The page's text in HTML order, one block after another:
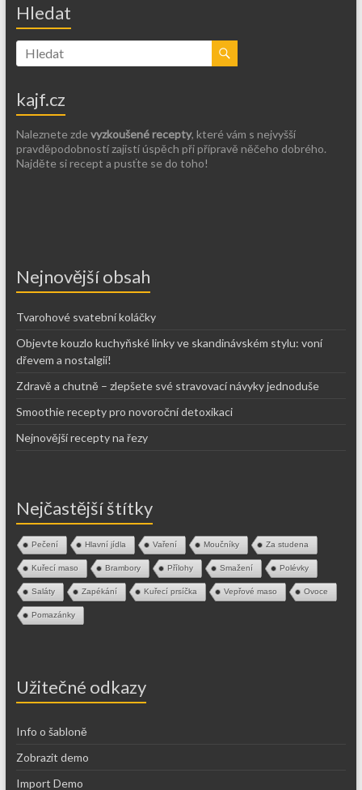
Hledat
kajf.cz
Naleznete zde vyzkoušené recepty, které vám s nejvyšší
pravděpodobností zajistí úspěch při přípravě něčeho dobrého.
Najděte si recept a pusťte se do toho!
Nejnovější obsah
Tvarohové svatební koláčky
Objevte kouzlo kuchyňské linky ve skandinávském stylu: voní
dřevem a nostalgií!
Zdravě a chutně – zlepšete své stravovací návyky jednoduše
Smoothie recepty pro novoroční detoxikaci
Nejnovější recepty na řezy
Nejčastější štítky
Pečení Hlavní jídla Vaření Moučníky Za studena
Kuřecí maso Brambory Přílohy Smažení Polévky
Saláty Zapékání Kuřecí prsíčka Vepřové maso Ovoce
Pomazánky
Užitečné odkazy
Info o šabloně
Zobrazit demo
Import Demo